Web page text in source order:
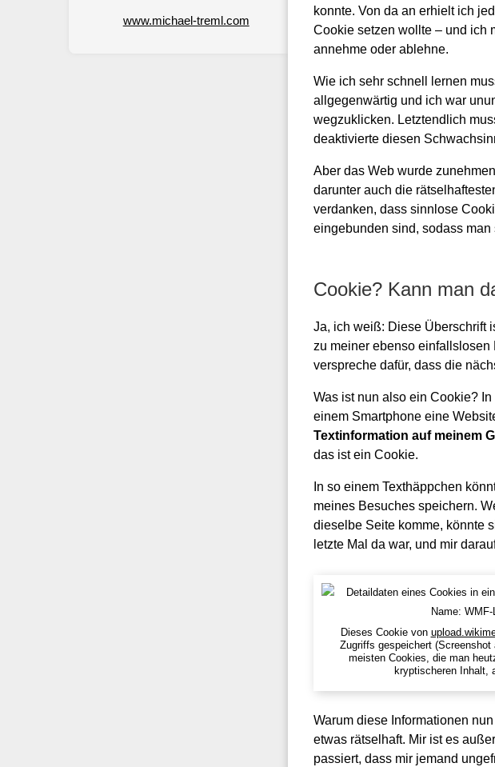
www.michael-treml.com
konnte. Von da an erhielt ich
Cookie setzen wollte – und ich
annehme oder ablehne.
Wie ich sehr schnell lernen
allgegenwärtig und ich war
wegzuklicken. Letztendlich
deaktivierte diesen
Aber das Web wurde
darunter auch die
verdanken, dass sinnlose
eingebunden sind, sodass
Cookie? Kann man
Ja, ich weiß: Diese Überschrift
zu meiner ebenso
verspreche dafür, dass die
Was ist nun also ein Cookie?
einem Smartphone eine
Textinformation auf meinem
das ist ein Cookie.
In so einem Texthäppchen
meines Besuches speichern.
dieselbe Seite komme, könnte
letzte Mal da war, und mir
Dieses Cookie von
Zugriffs gespeichert
meisten Cookies, die man
kryptischeren Inhalt,
Warum diese Informationen
etwas rätselhaft. Mir ist es
passiert, dass mir jemand